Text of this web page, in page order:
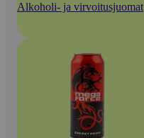
Alkoholi- ja virvoitusjuomat